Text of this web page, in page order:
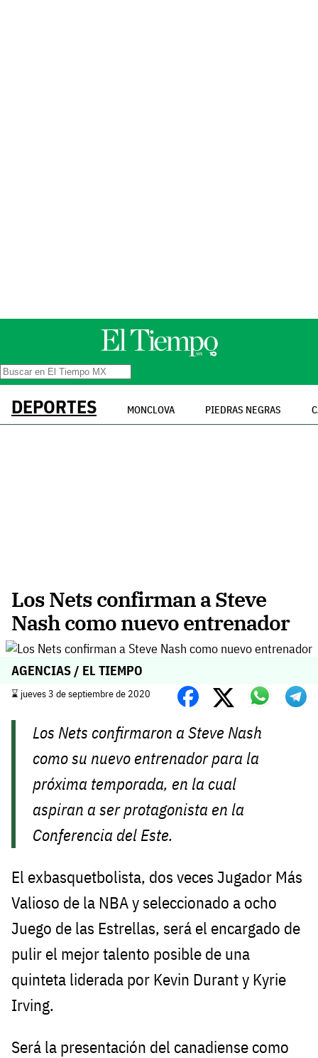
DEPORTES MONCLOVA PIEDRAS NEGRAS
Los Nets confirman a Steve
Nash como nuevo entrenador
AGENCIAS / EL TIEMPO
⌛️ jueves 3 de septiembre de 2020
Los Nets confirmaron a Steve Nash
como su nuevo entrenador para la
próxima temporada, en la cual
aspiran a ser protagonista en la
Conferencia del Este.
El exbasquetbolista, dos veces Jugador Más
Valioso de la NBA y seleccionado a ocho
Juego de las Estrellas, será el encargado de
pulir el mejor talento posible de una
quinteta liderada por Kevin Durant y Kyrie
Irving.
Será la presentación del canadiense como